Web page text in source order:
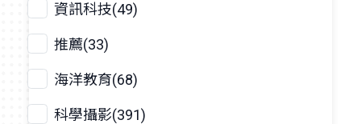
資訊科技(49)
推薦(33)
海洋教育(68)
科學攝影(391)